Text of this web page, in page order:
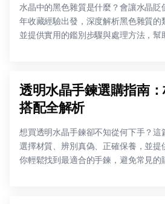
水晶中的黑色雜質是什麼？會讓水晶
年收藏經驗出發，深度解析黑色雜質的
並提供實用的鑑別步驟與處理方法，幫
透明水晶手鍊選購指南
搭配全解析
想買透明水晶手鍊卻不知從何下手？這
選擇材質、辨別真偽、正確保養，並提
你輕鬆找到最適合的手鍊，避免常見的